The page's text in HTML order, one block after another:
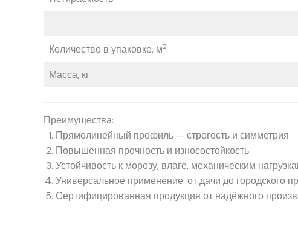
Количество в упаковке, м2
Масса, кг
Преимущества:
Прямолинейный профиль — строгость и симметрия
Повышенная прочность и износостойкость
Устойчивость к морозу, влаге, механическим
Универсальное применение: от дачи до городского
Сертифицированная продукция от надёжного